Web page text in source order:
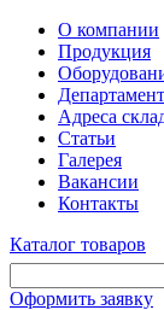
О компании
Продукция
Адреса
Статьи
Галерея
Вакансии
Контакты
Каталог товаров
Оформить заявку